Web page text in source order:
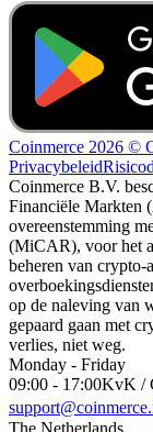
Coinmerce 2026 ©
Privacybeleid
Coinmerce B.V.
Financiële Markten
overeenstemming
(MiCAR), voor het
beheren van crypto-
op de naleving van
gepaard gaan met
verlies, niet weg.
Monday - Friday
09:00 - 17:00KvK /
The Netherlands